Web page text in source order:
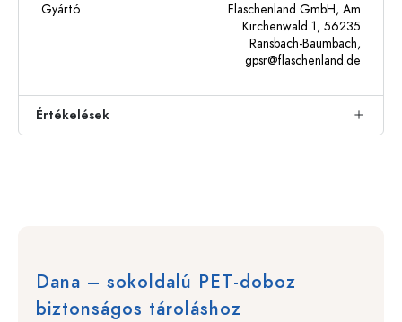
Gyártó
Flaschenland GmbH, Am
Kirchenwald 1, 56235
Ransbach-Baumbach,
gpsr@flaschenland.de
Értékelések
Dana – sokoldalú PET-doboz
biztonságos tároláshoz